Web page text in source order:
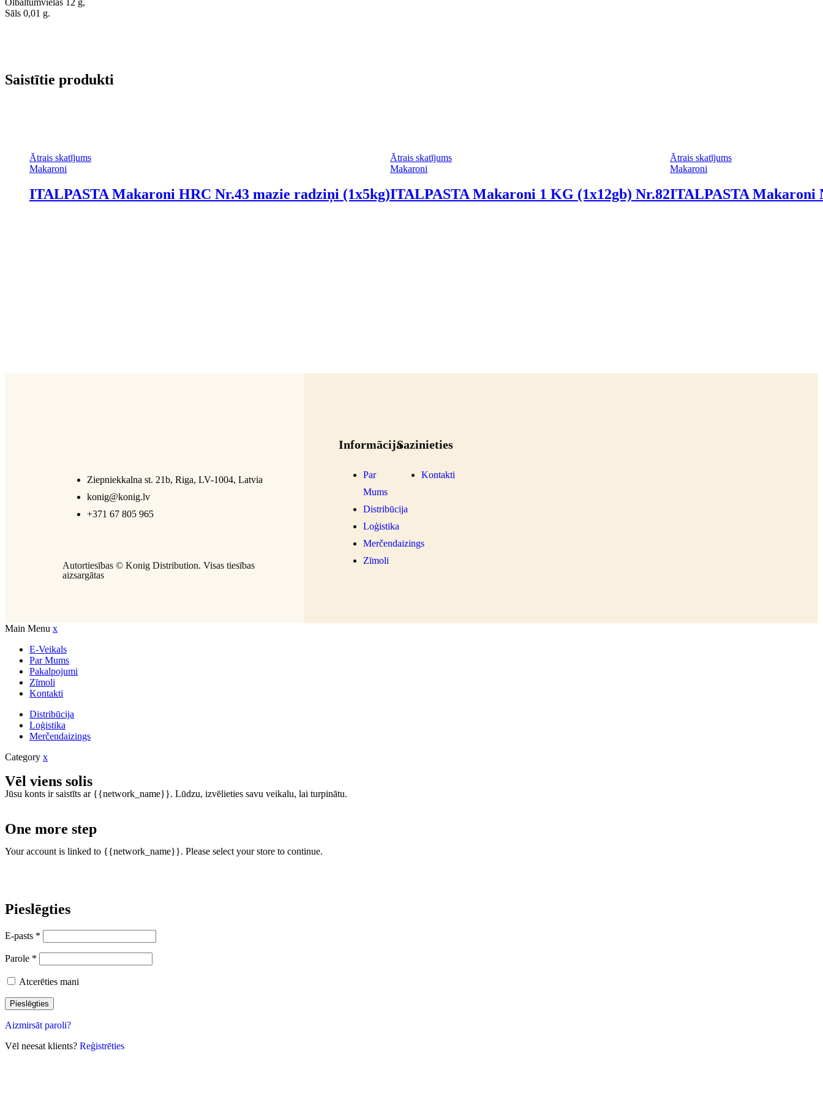
Sāls 0,01 g.
Saistītie produkti
Ātrais skatījums
Makaroni
ITALPASTA Makaroni HRC Nr.43 mazie radziņi (1x5kg)
Ātrais skatījums
Makaroni
ITALPASTA Makaroni 1 KG (1x12gb) Nr.82
Ātrais skatījums
Makaroni
ITALPASTA Makaroni
Ziepniekkalna st. 21b, Riga, LV-1004, Latvia
konig@konig.lv
+371 67 805 965
Autortiesības © Konig Distribution. Visas tiesības
aizsargātas
Informācija
Par
Mums
Distribūcija
Loģistika
Merčendaizings
Zīmoli
Sazinieties
Kontakti
Main Menu x
E-Veikals
Par Mums
Pakalpojumi
Zīmoli
Kontakti
Distribūcija
Loģistika
Merčendaizings
Category x
Vēl viens solis
Jūsu konts ir saistīts ar {{network_name}}. Lūdzu, izvēlieties savu veikalu, lai turpinātu.
One more step
Your account is linked to {{network_name}}. Please select your store to continue.
Pieslēgties
E-pasts *
Parole *
Atcerēties mani
Pieslēgties
Aizmirsāt paroli?
Vēl neesat klients? Reģistrēties